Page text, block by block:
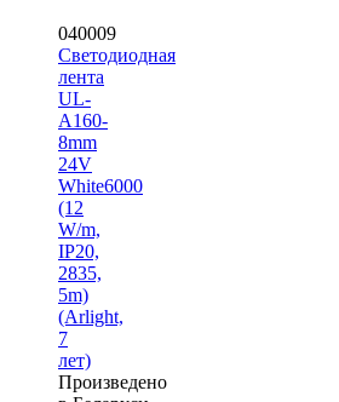
040009
Светодиодная
лента
UL-
A160-
8mm
24V
White6000
(12
W/m,
IP20,
2835,
5m)
(Arlight,
7
лет)
Произведено